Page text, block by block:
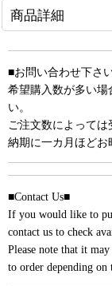
商品詳細
■お問い合わせ下さ
希望購入数が多い場
い。
ご注文数によっては
納期に一カ月ほどお
■Contact Us■
If you would like to
contact us to check
Please note that it
to order depending on